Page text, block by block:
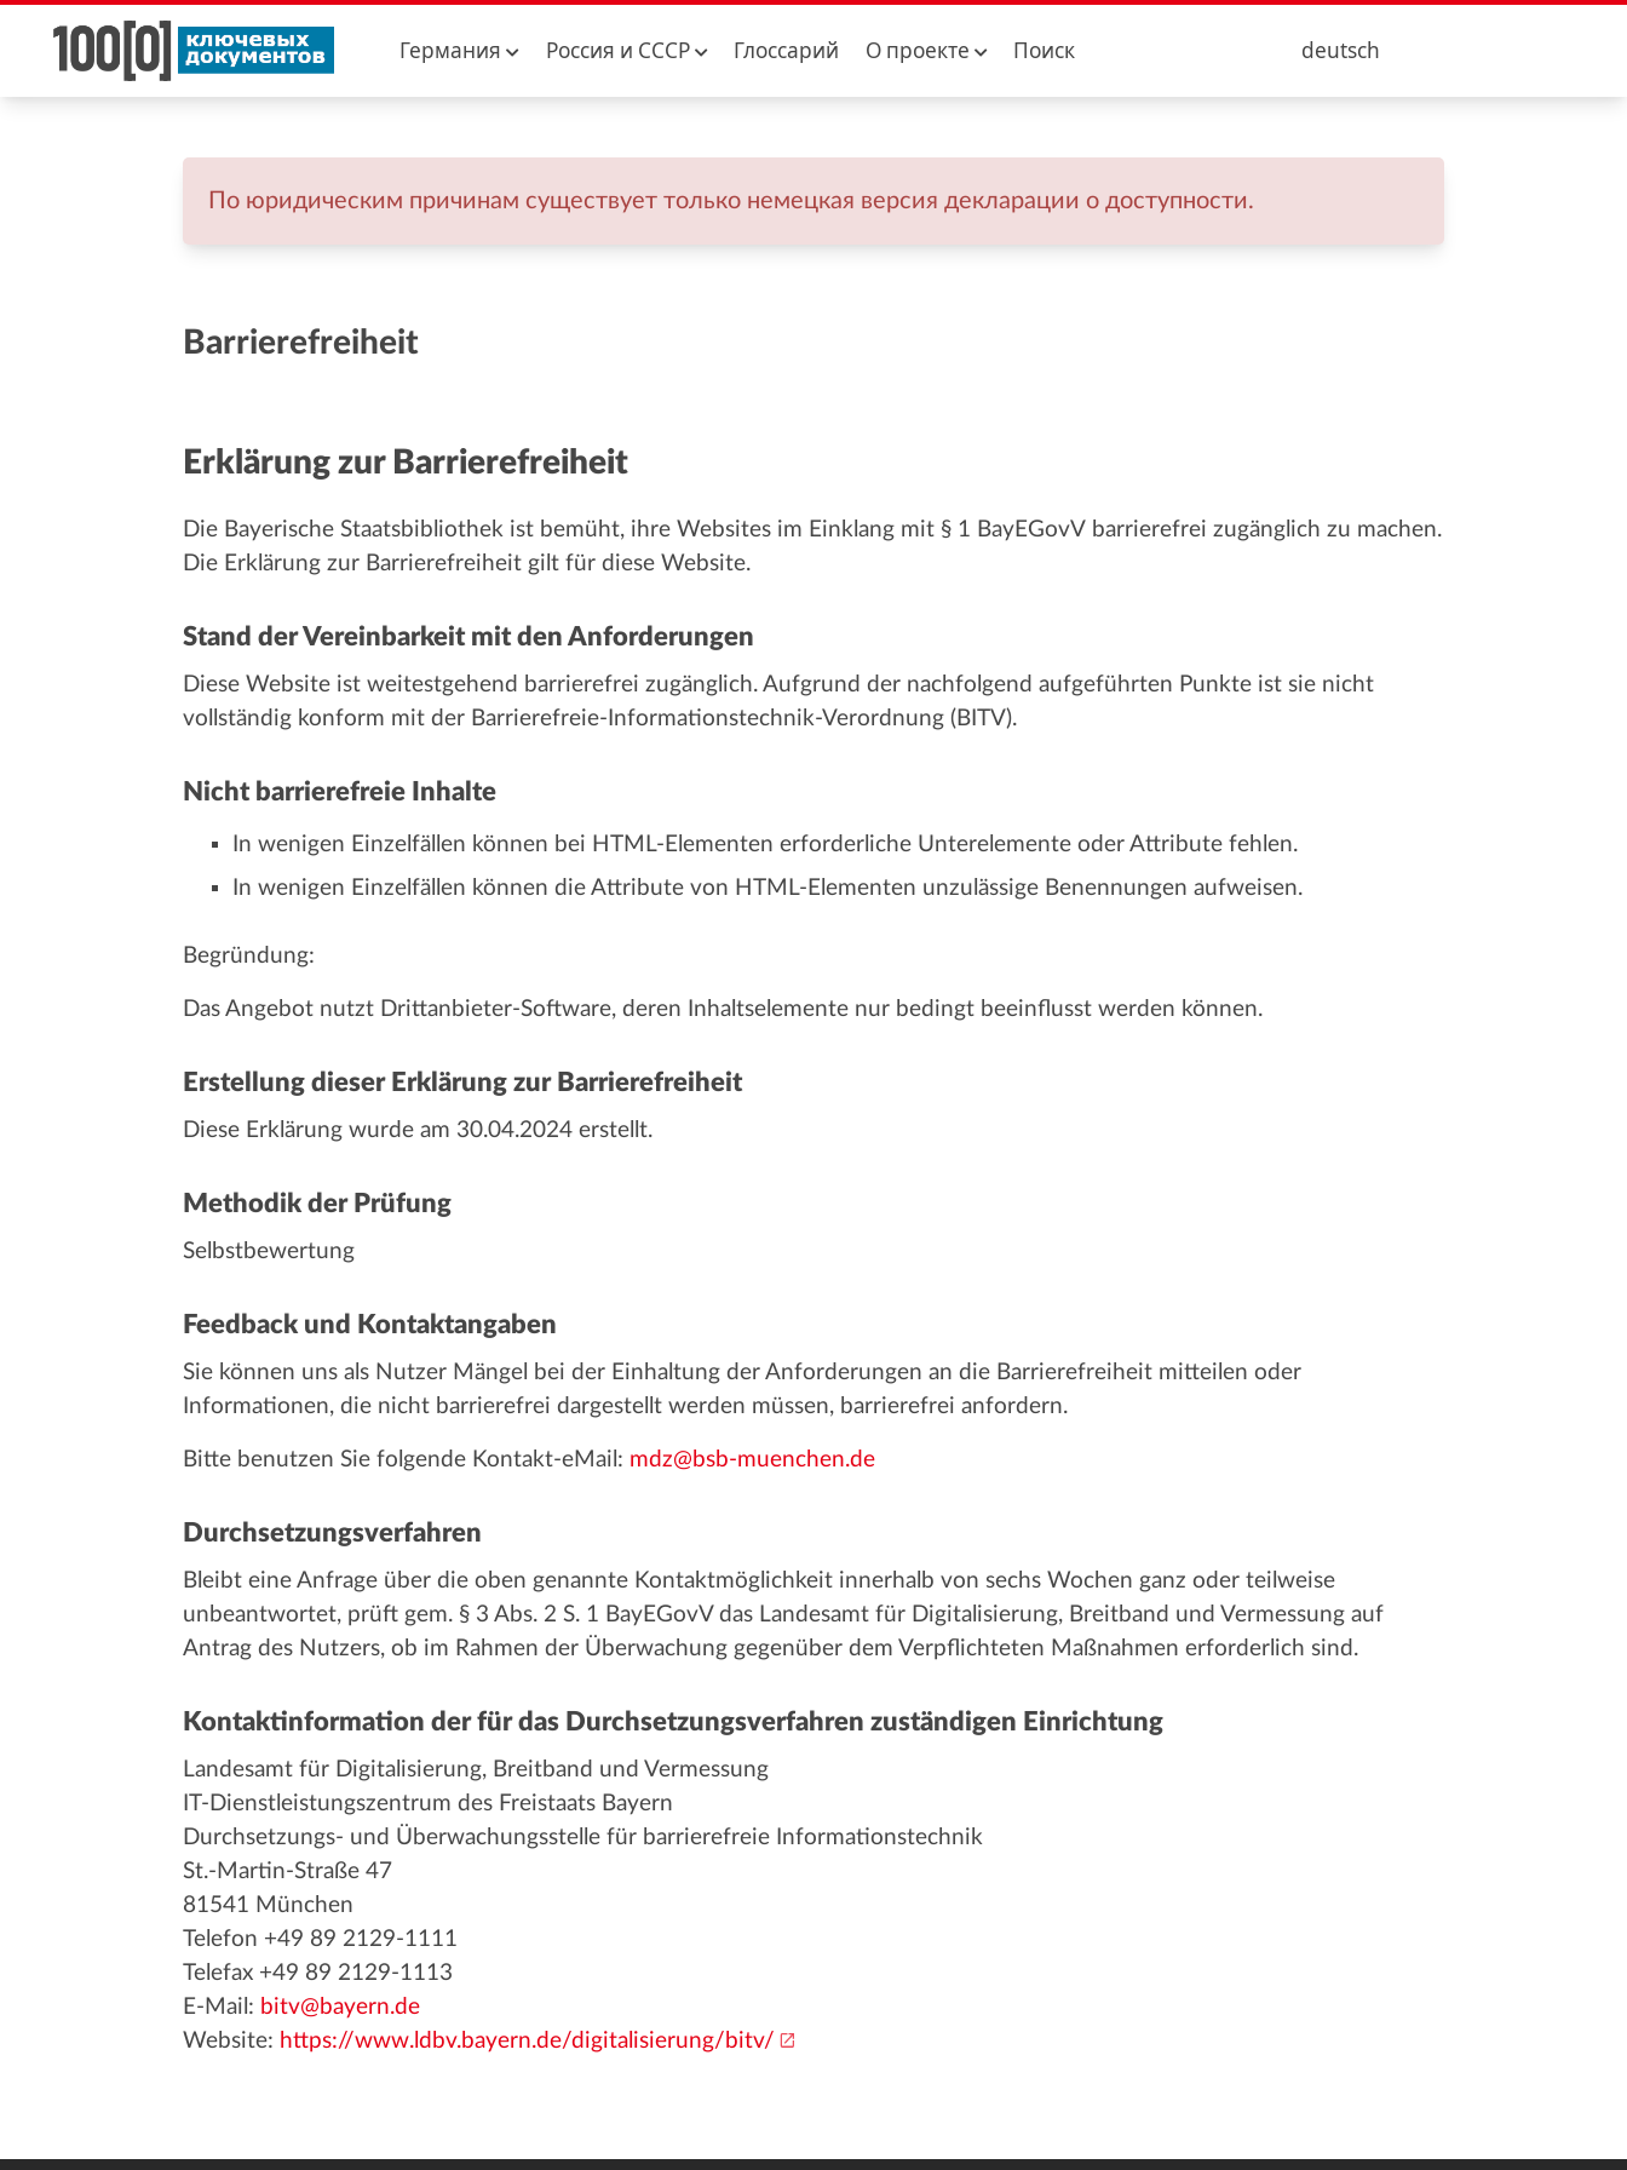
Германия Россия и CCCР Глоссарий О проекте Поиск deutsch
По юридическим причинам существует только немецкая версия декларации о доступности.
Barrierefreiheit
Erklärung zur Barrierefreiheit
Die Bayerische Staatsbibliothek ist bemüht, ihre Websites im Einklang mit § 1 BayEGovV barrierefrei zugänglich zu machen.
Die Erklärung zur Barrierefreiheit gilt für diese Website.
Stand der Vereinbarkeit mit den Anforderungen
Diese Website ist weitestgehend barrierefrei zugänglich. Aufgrund der nachfolgend aufgeführten Punkte ist sie nicht
vollständig konform mit der Barrierefreie-Informationstechnik-Verordnung (BITV).
Nicht barrierefreie Inhalte
In wenigen Einzelfällen können bei HTML-Elementen erforderliche Unterelemente oder Attribute fehlen.
In wenigen Einzelfällen können die Attribute von HTML-Elementen unzulässige Benennungen aufweisen.
Begründung:
Das Angebot nutzt Drittanbieter-Software, deren Inhaltselemente nur bedingt beeinflusst werden können.
Erstellung dieser Erklärung zur Barrierefreiheit
Diese Erklärung wurde am 30.04.2024 erstellt.
Methodik der Prüfung
Selbstbewertung
Feedback und Kontaktangaben
Sie können uns als Nutzer Mängel bei der Einhaltung der Anforderungen an die Barrierefreiheit mitteilen oder
Informationen, die nicht barrierefrei dargestellt werden müssen, barrierefrei anfordern.
Bitte benutzen Sie folgende Kontakt-eMail: mdz@bsb-muenchen.de
Durchsetzungsverfahren
Bleibt eine Anfrage über die oben genannte Kontaktmöglichkeit innerhalb von sechs Wochen ganz oder teilweise
unbeantwortet, prüft gem. § 3 Abs. 2 S. 1 BayEGovV das Landesamt für Digitalisierung, Breitband und Vermessung auf
Antrag des Nutzers, ob im Rahmen der Überwachung gegenüber dem Verpflichteten Maßnahmen erforderlich sind.
Kontaktinformation der für das Durchsetzungsverfahren zuständigen Einrichtung
Landesamt für Digitalisierung, Breitband und Vermessung
IT-Dienstleistungszentrum des Freistaats Bayern
Durchsetzungs- und Überwachungsstelle für barrierefreie Informationstechnik
St.-Martin-Straße 47
81541 München
Telefon +49 89 2129-1111
Telefax +49 89 2129-1113
E-Mail: bitv@bayern.de
Website: https://www.ldbv.bayern.de/digitalisierung/bitv/